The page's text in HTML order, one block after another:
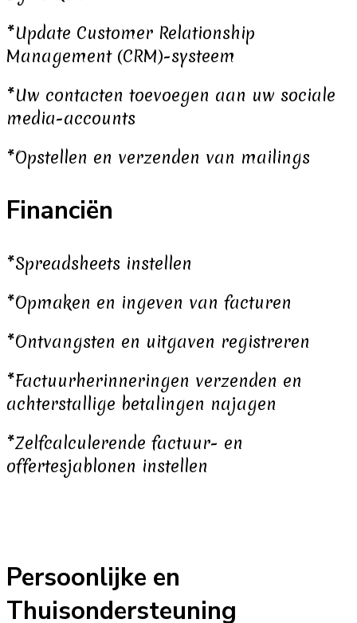
*Update Customer Relationship
Management (CRM)-systeem
*Uw contacten toevoegen aan uw sociale
media-accounts
*Opstellen en verzenden van mailings
Financiën
*Spreadsheets instellen
*Opmaken en ingeven van facturen
*Ontvangsten en uitgaven registreren
*Factuurherinneringen verzenden en
achterstallige betalingen najagen
*Zelfcalculerende factuur- en
offertesjablonen instellen
Persoonlijke en
Thuisondersteuning